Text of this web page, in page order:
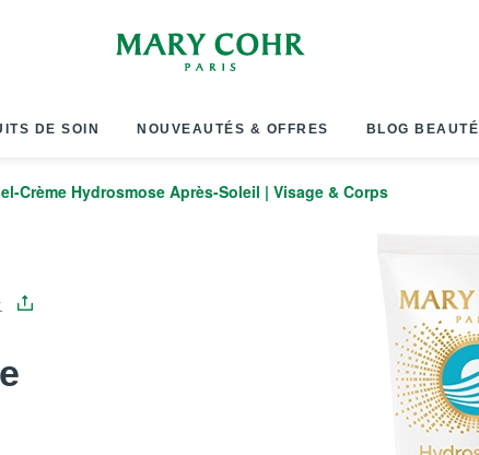
DE SOIN NOUVEAUTÉS & OFFRES BLOG BEAUTÉ
Crème Hydrosmose Après-Soleil | Visage & Corps